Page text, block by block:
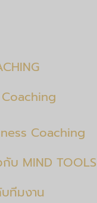
Coaching
กับ MIND TOOLS
ทีมงาน